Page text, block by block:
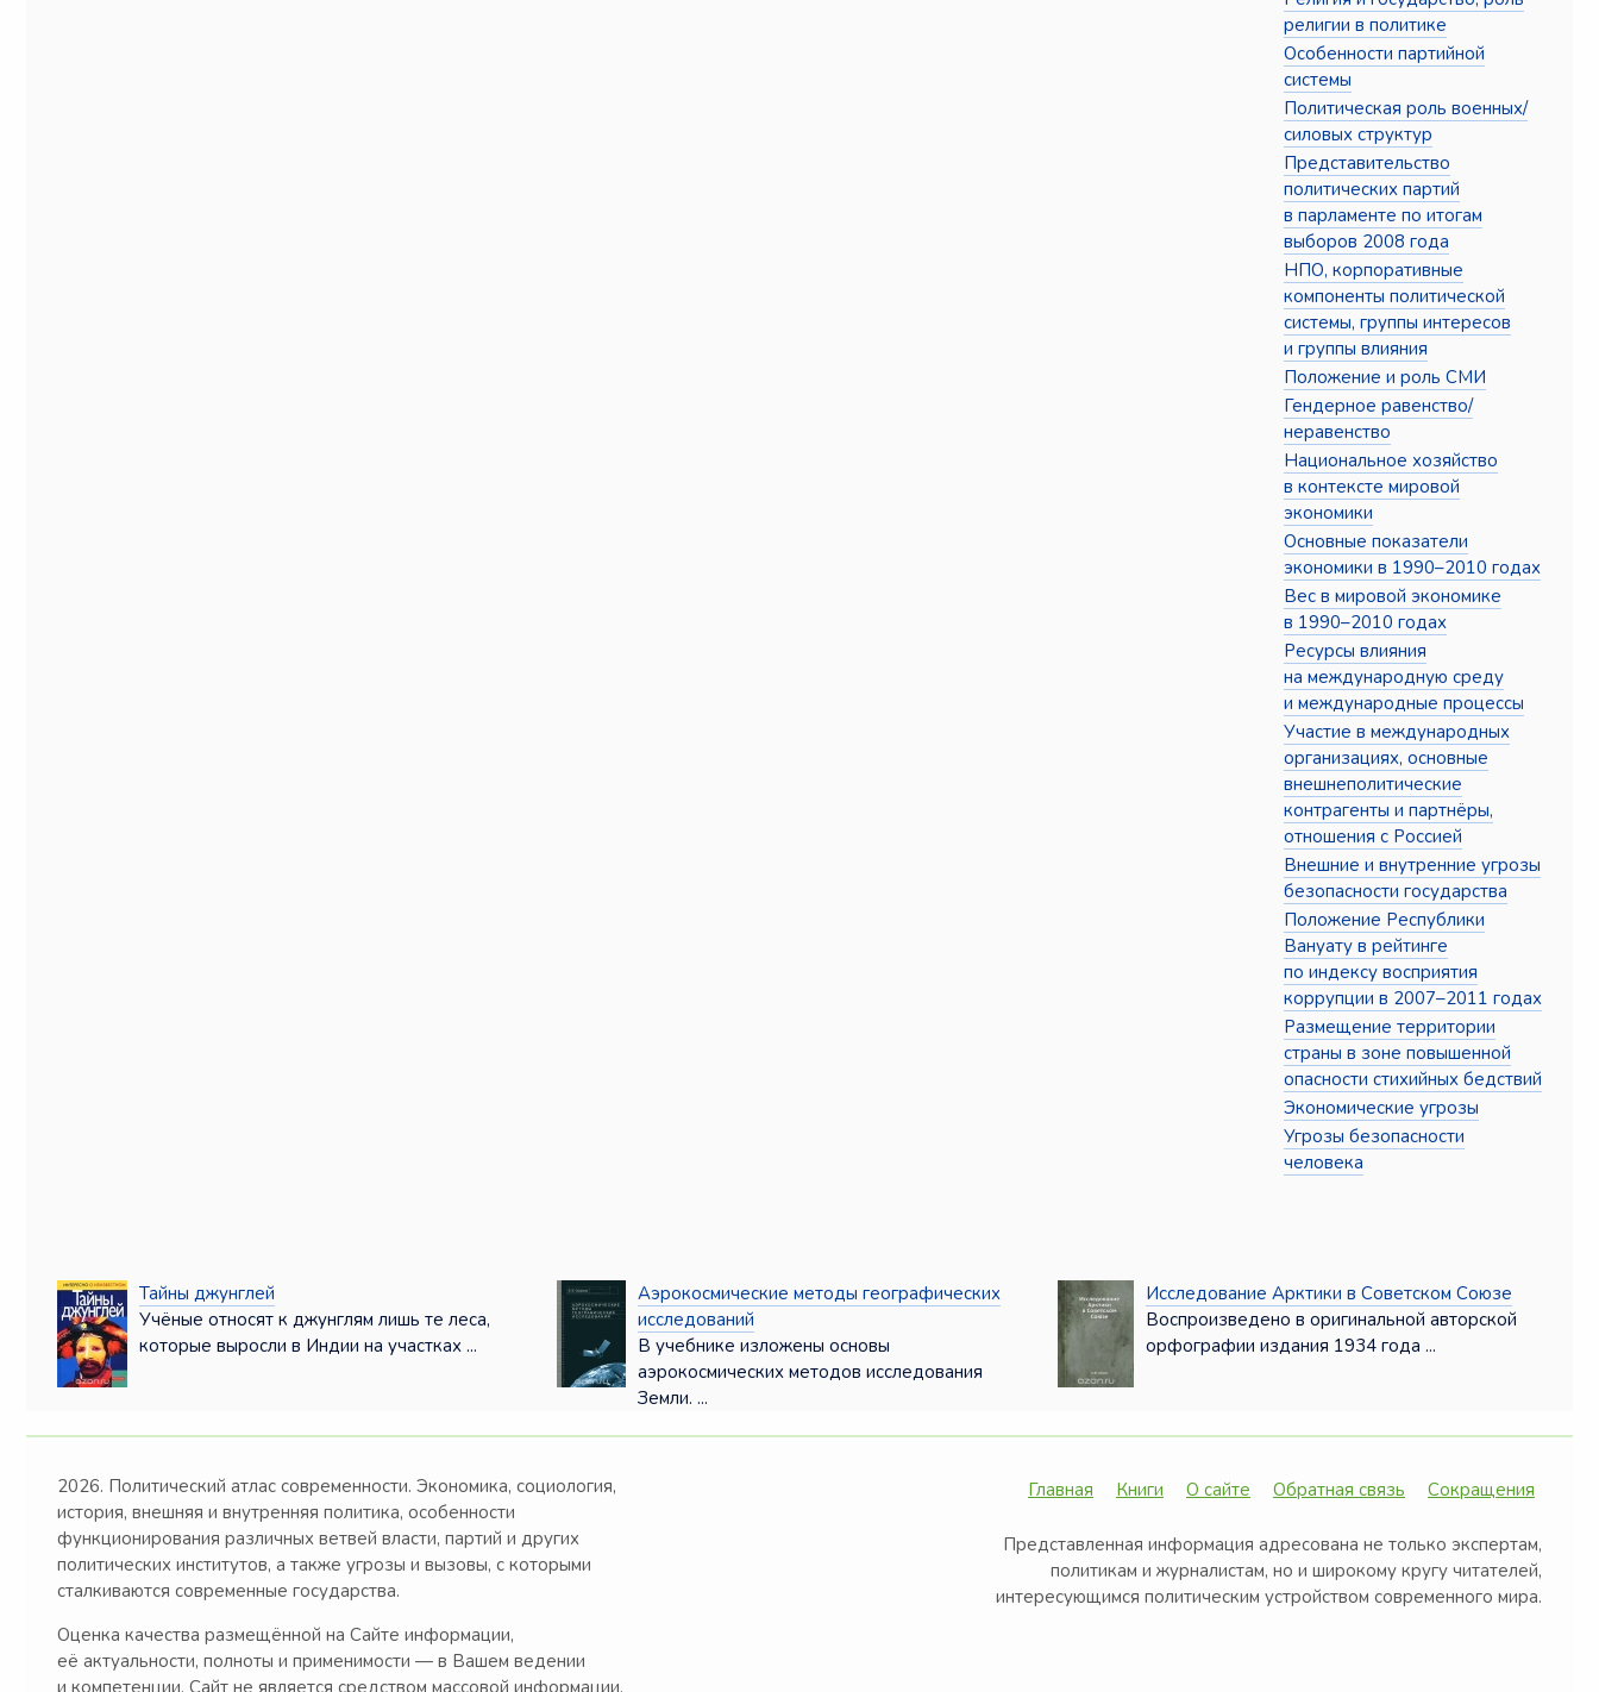
религии в политике
Особенности партийной
системы
Политическая роль военных/
силовых структур
Представительство
политических партий
в парламенте по итогам
выборов 2008 года
НПО, корпоративные
компоненты политической
системы, группы интересов
и группы влияния
Положение и роль СМИ
Гендерное равенство/
неравенство
Национальное хозяйство
в контексте мировой
экономики
Основные показатели
экономики в 1990–2010 годах
Вес в мировой экономике
в 1990–2010 годах
Ресурсы влияния
на международную среду
и международные процессы
Участие в международных
организациях, основные
внешнеполитические
контрагенты и партнёры,
отношения с Россией
Внешние и внутренние угрозы
безопасности государства
Положение Республики
Вануату в рейтинге
по индексу восприятия
коррупции в 2007–2011 годах
Размещение территории
страны в зоне повышенной
опасности стихийных бедствий
Экономические угрозы
Угрозы безопасности
человека
Тайны джунглей
Учёные относят к джунглям лишь те леса,
которые выросли в Индии на участках ...
Аэрокосмические методы географических
исследований
В учебнике изложены основы
аэрокосмических методов исследования
Земли. ...
Исследование Арктики в Советском Союзе
Воспроизведено в оригинальной авторской
орфографии издания 1934 года ...
2026. Политический атлас современности. Экономика, социология,
история, внешняя и внутренняя политика, особенности
функционирования различных ветвей власти, партий и других
политических институтов, а также угрозы и вызовы, с которыми
сталкиваются современные государства.
Оценка качества размещённой на Сайте информации,
её актуальности, полноты и применимости — в Вашем ведении
Главная Книги О сайте Обратная связь Сокращения
Представленная информация адресована не только экспертам,
политикам и журналистам, но и широкому кругу читателей,
интересующимся политическим устройством современного мира.